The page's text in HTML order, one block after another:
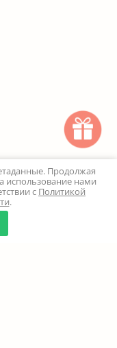
Продолжая
использование нами
с Политикой
.